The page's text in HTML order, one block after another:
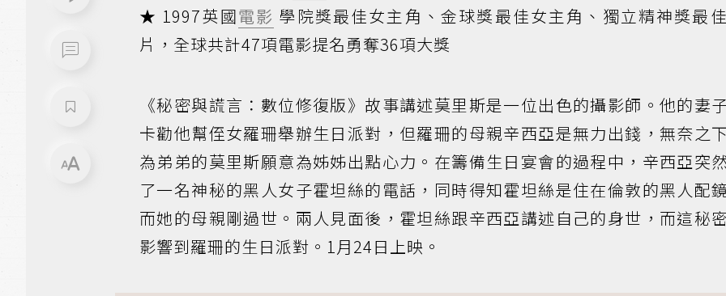
★ 1997英國電影 學院獎最佳女主角、金球獎最佳女主角、獨立精神獎最
片，全球共計47項電影提名勇奪36項大獎
《秘密與謊言：數位修復版》故事講述莫里斯是一位出色的攝影師。他的妻
卡勸他幫侄女羅珊舉辦生日派對，但羅珊的母親辛西亞是無力出錢，無奈之
為弟弟的莫里斯願意為姊姊出點心力。在籌備生日宴會的過程中，辛西亞突
了一名神秘的黑人女子霍坦絲的電話，同時得知霍坦絲是住在倫敦的黑人配
而她的母親剛過世。兩人見面後，霍坦絲跟辛西亞講述自己的身世，而這秘
影響到羅珊的生日派對。1月24日上映。